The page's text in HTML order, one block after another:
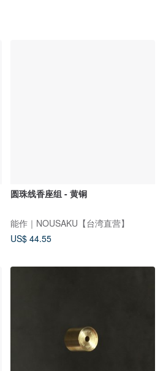
圆珠线香座组 - 黄铜
能作｜NOUSAKU【台湾直营】
US$ 44.55